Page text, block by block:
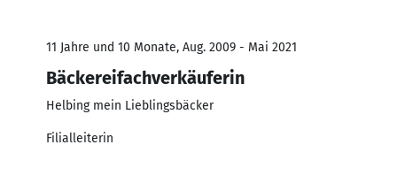
11 Jahre und 10 Monate, Aug. 2009 - Mai 2021
Bäckereifachverkäuferin
Helbing mein Lieblingsbäcker
Filialleiterin